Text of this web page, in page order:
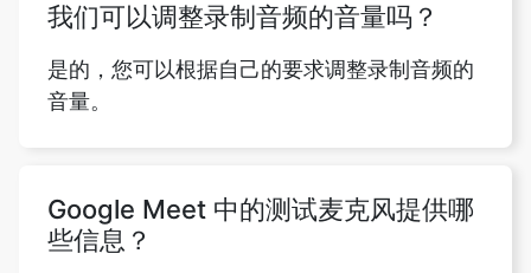
我们可以调整录制音频的音量吗？
是的，您可以根据自己的要求调整录制音频的
音量。
Google Meet 中的测试麦克风提供哪
些信息？